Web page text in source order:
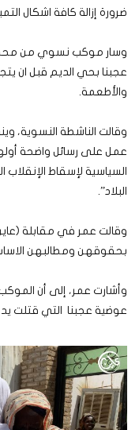
ضرورة إزالة كافة اشكال
وسار موكب نسوي من محطة
عجبنا بحي الديم قبل ان
والأطعمة.
وقالت الناشطة النسوية،
عمل على رسائل واضحة
السياسية لإسقاط
البلاد”.
وقالت عمر في مقابلة
بحقوقهن ومطالبهن
وأشارت عمر، إلى أن
عوضية عجبنا التي قتلت يد شرطة